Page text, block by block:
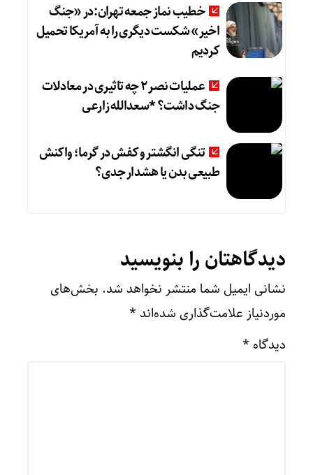
خطیب نماز جمعه تهران:در «جنگ
اخیر» شکست دیگری را به آمریکا تحمیل
کردیم
عملیات نصر ۲ چه تاثیری در معادلات
جنگ داشت؟ *سعدالله زارعی
تنگی انگشتر و کفش در گرما؛ واکنش
طبیعی بدن یا هشدار جدی؟
دیدگاهتان را بنویسید
نشانی ایمیل شما منتشر نخواهد شد. بخش‌های
موردنیاز علامت‌گذاری شده‌اند *
دیدگاه *